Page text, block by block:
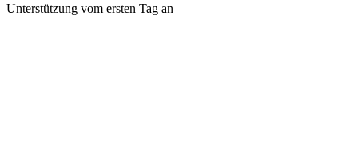
Unterstützung vom ersten Tag an